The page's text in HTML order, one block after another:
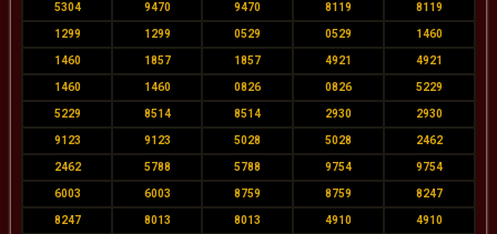
5304 9470 9470 8119 8119
1299 1299 0529 0529 1460
1460 1857 1857 4921 4921
1460 1460 0826 0826 5229
5229 8514 8514 2930 2930
9123 9123 5028 5028 2462
2462 5788 5788 9754 9754
6003 6003 8759 8759 8247
8247 8013 8013 4910 4910